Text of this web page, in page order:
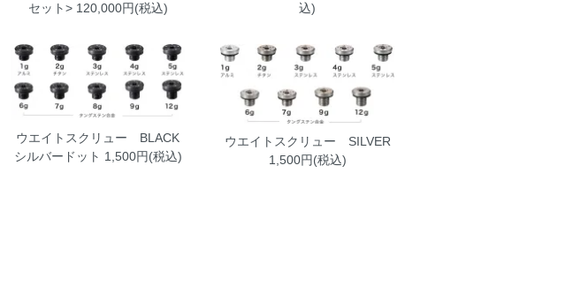
セット> 120,000円(税込)
込)
ウエイトスクリュー BLACK
シルバードット 1,500円(税込)
ウエイトスクリュー SILVER
1,500円(税込)